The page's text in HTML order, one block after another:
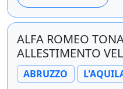
ALFA ROMEO
ALLESTIMENTO
ABRUZZO